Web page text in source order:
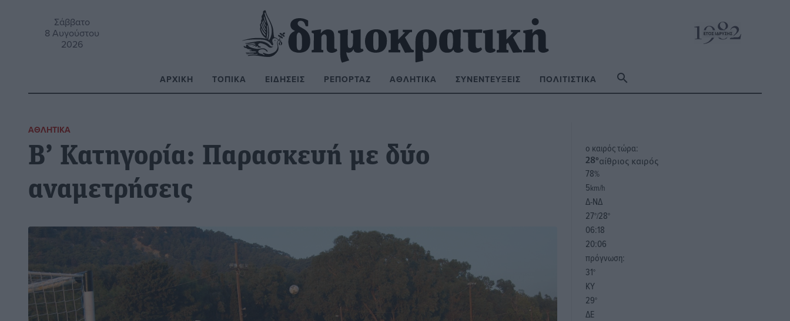
Σάββατο
8 Αυγούστου
2026
ΑΡΧΙΚΉ ΤΟΠΙΚΆ ΕΙΔΉΣΕΙΣ ΡΕΠΟΡΤΆΖ ΑΘΛΗΤΙΚΆ ΣΥΝΕΝΤΕΎΞΕΙΣ ΠΟΛΙΤΙΣΤΙΚΆ
ΑΘΛΗΤΙΚΆ
Β’ Κατηγορία: Παρασκευή με δύο
αναμετρήσεις
o καιρός τώρα:
28°αίθριος καιρός
78%
5km/h
Δ-ΝΔ
27°/28°
06:18
20:06
πρόγνωση:
31°
ΚΥ
29°
ΔΕ